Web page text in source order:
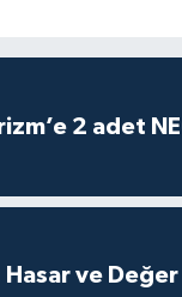
2 adet
ve Değer